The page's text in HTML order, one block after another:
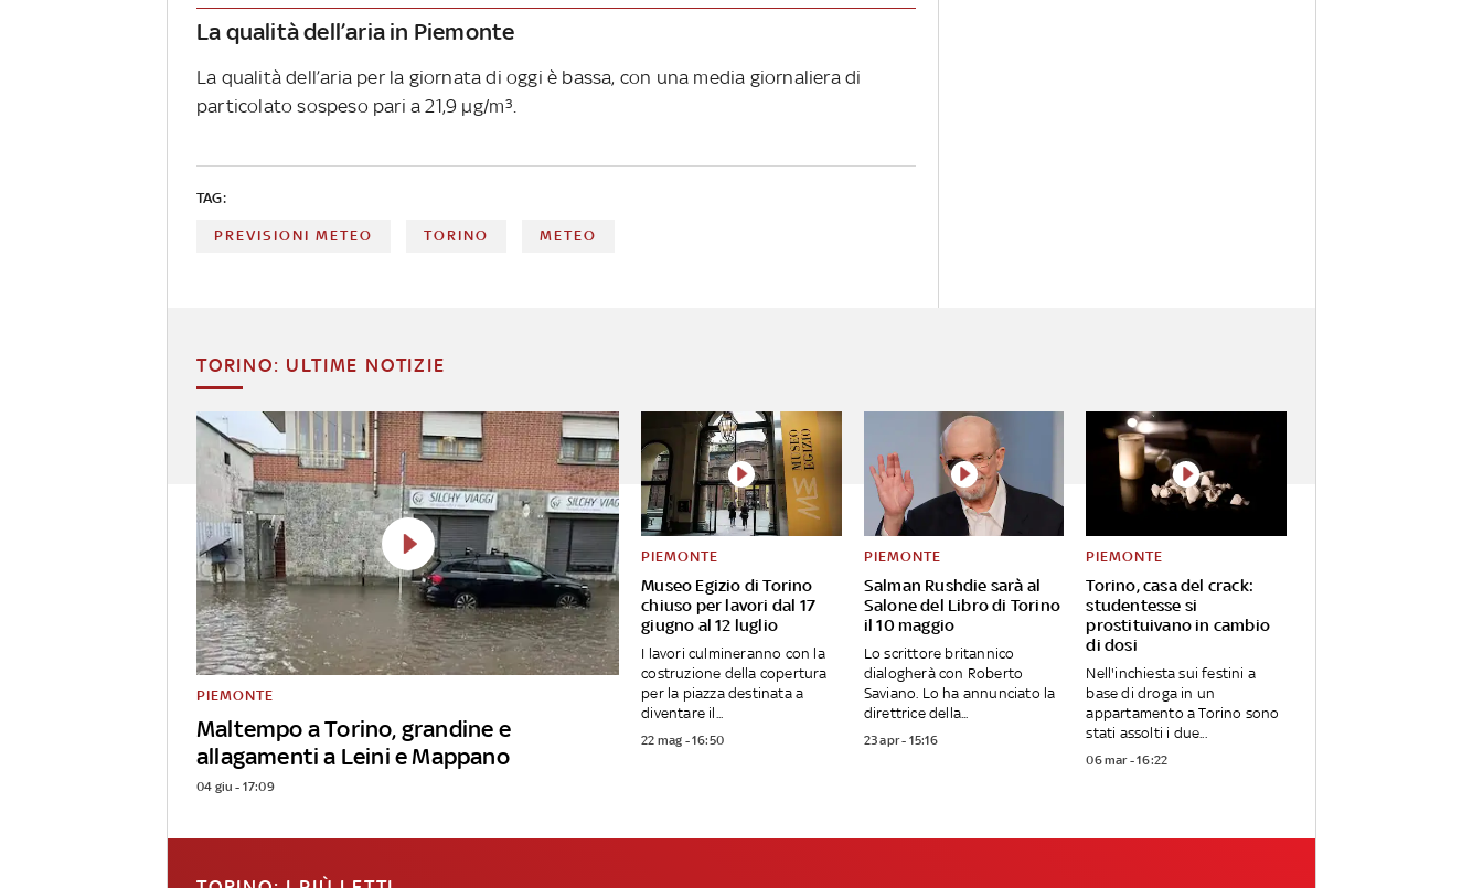
La qualità dell’aria in Piemonte
La qualità dell’aria per la giornata di oggi è bassa, con una media giornaliera di
particolato sospeso pari a 21,9 µg/m³.
TAG:
PREVISIONI METEO TORINO METEO
TORINO: ULTIME NOTIZIE
Maltempo a Torino, grandine e
allagamenti a Leini e Mappano
PIEMONTE
04 giu - 17:09
Museo Egizio di Torino
chiuso per lavori dal 17
giugno al 12 luglio
PIEMONTE
I lavori culmineranno con la
costruzione della copertura
per la piazza destinata a
diventare il...
22 mag - 16:50
Salman Rushdie sarà al
Salone del Libro di Torino
il 10 maggio
PIEMONTE
Lo scrittore britannico
dialogherà con Roberto
Saviano. Lo ha annunciato la
direttrice della...
23 apr - 15:16
Torino, casa del crack:
studentesse si
prostituivano in cambio
di dosi
PIEMONTE
Nell'inchiesta sui festini a
base di droga in un
appartamento a Torino sono
stati assolti i due...
06 mar - 16:22